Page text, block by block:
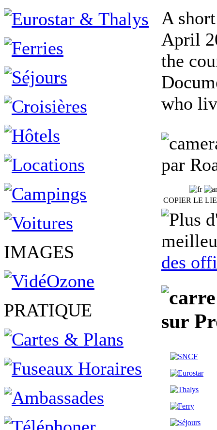
IMAGES
PRATIQUE
A
April
the
who
par
COPIER LE
des
sur